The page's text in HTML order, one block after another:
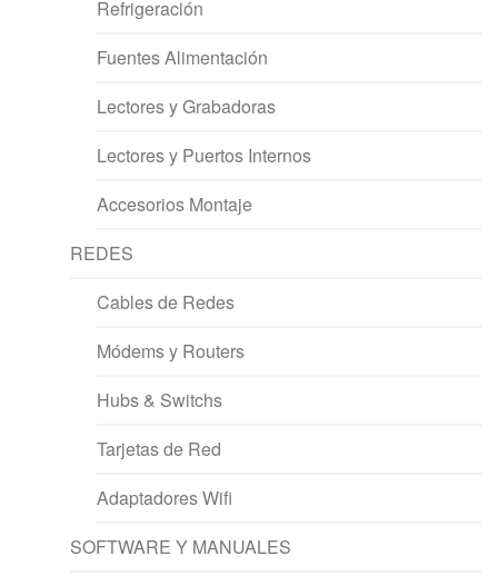
Refrigeración
Fuentes Alimentación
Lectores y Grabadoras
Lectores y Puertos Internos
Accesorios Montaje
REDES
Cables de Redes
Módems y Routers
Hubs & Switchs
Tarjetas de Red
Adaptadores Wifi
SOFTWARE Y MANUALES